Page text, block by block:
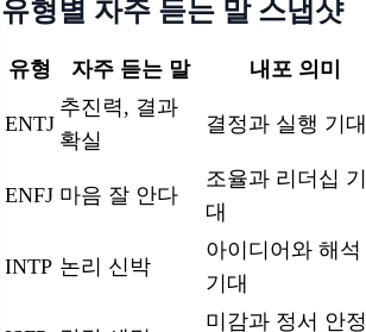
유형별 자주 듣는 말 스냅샷
유형 자주 듣는 말 내포 의미
ENTJ
추진력, 결과
확실
결정과 실행 기대
ENFJ 마음 잘 안다
조율과 리더십 기
대
INTP 논리 신박
아이디어와 해석
기대
미감과 정서 안정